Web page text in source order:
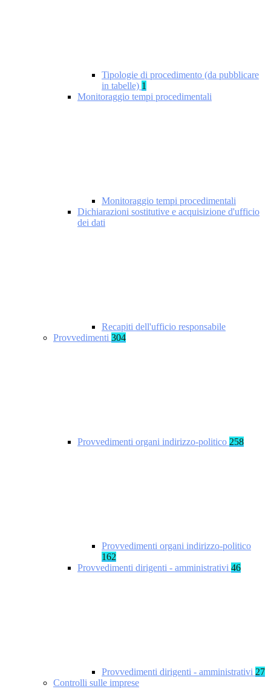
Tipologie di procedimento (da pubblicare
in tabelle) 1
Monitoraggio tempi procedimentali
Monitoraggio tempi procedimentali
Dichiarazioni sostitutive e acquisizione d'ufficio
dei dati
Recapiti dell'ufficio responsabile
Provvedimenti 304
Provvedimenti organi indirizzo-politico 258
Provvedimenti organi indirizzo-politico
162
Provvedimenti dirigenti - amministrativi 46
Provvedimenti dirigenti - amministrativi 27
Controlli sulle imprese